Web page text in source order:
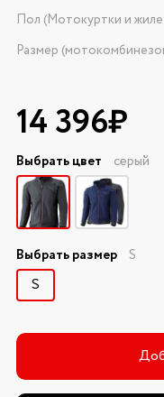
Пол (Мотокуртки и
Размер
14 396₽
Выбрать цвет серый
Выбрать размер S
S